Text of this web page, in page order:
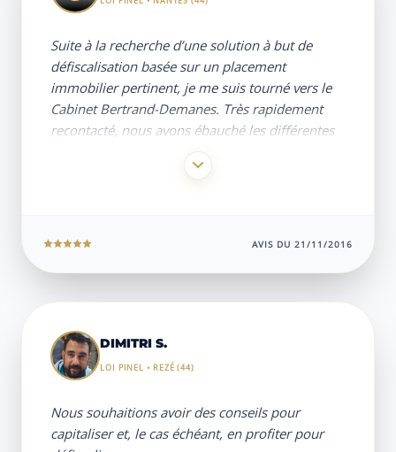
pour cela nous avons fait appel bien
naturellement au cabinet de Mr Bertrand-
Demanes.
Suite à la recherche d’une solution à but de
défiscalisation basée sur un placement
immobilier pertinent, je me suis tourné vers le
CabinetBertrand-Demanes. Très rapidement
recontacté, nous avons ébauché les différentes
possibilités par le biais d’une étude patrimoniale
approfondie. Cette approche humaine et
bien ce projet sur la base du dispositif Pinel.
AVIS DU 21/11/2016
DIMITRI S.
LOI PINEL • REZÉ (44)
Nous souhaitions avoir des conseils pour
capitaliser et, le cas échéant, en profiter pour